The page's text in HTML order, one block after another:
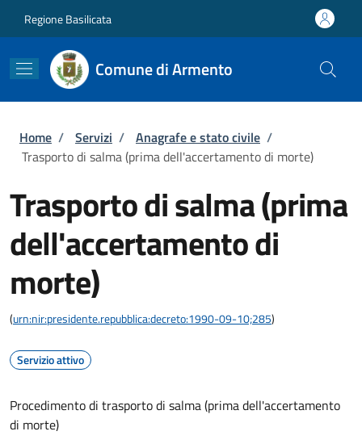
Regione Basilicata
Comune di Armento
Briciole di pane
Home / Servizi / Anagrafe e stato civile /
Trasporto di salma (prima dell'accertamento di morte)
Trasporto di salma (prima
dell'accertamento di
morte)
(urn:nir:presidente.repubblica:decreto:1990-09-10;285)
Servizio attivo
Procedimento di trasporto di salma (prima dell'accertamento
di morte)